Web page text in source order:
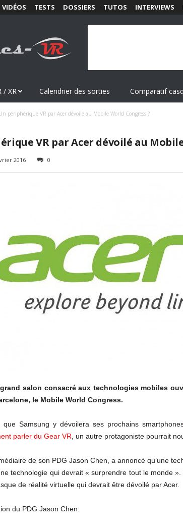
VIDÉOS TESTS DOSSIERS TUTOS INTERVIEWS
/ XR Calendrier des sorties Comparatif
périphérique VR par Acer dévoilé au Mobile World Congress ?
VR par Acer dévoilé au
2016 0
salon consacré aux technologies mobiles
le Mobile World Congress.
Samsung y dévoilera ses prochains
parler du Gear VR , un autre protagoniste pourrait
de son PDG Jason Chen, a annoncé qu’une
technologie qui devrait « surprendre tout le monde ».
de réalité virtuelle qui devrait être dévoilé par Acer.
du PDG Jason Chen: